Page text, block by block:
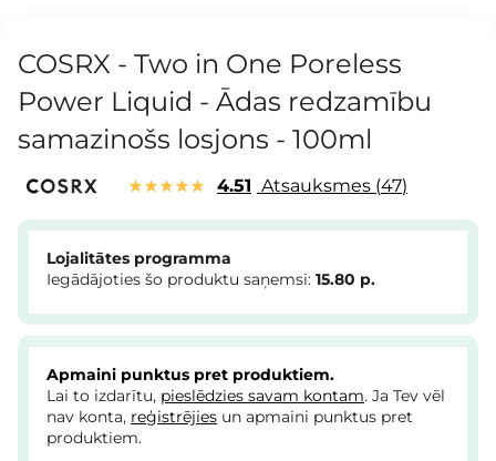
COSRX - Two in One Poreless
Power Liquid - Ādas redzamību
samazinošs losjons - 100ml
4.51 Atsauksmes 47
Lojalitātes programma
Iegādājoties šo produktu saņemsi: 15.80 p.
Apmaini punktus pret produktiem.
Lai to izdarītu, pieslēdzies savam kontam. Ja Tev vēl
nav konta, reģistrējies un apmaini punktus pret
produktiem.